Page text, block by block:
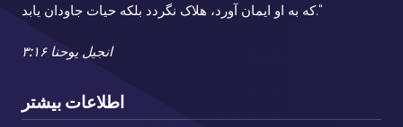
که به او ایمان آورد، هلاک نگردد بلکه حیات جاودان یابد."
انجیل یوحنا ۳:۱۶
اطلاعات بیشتر